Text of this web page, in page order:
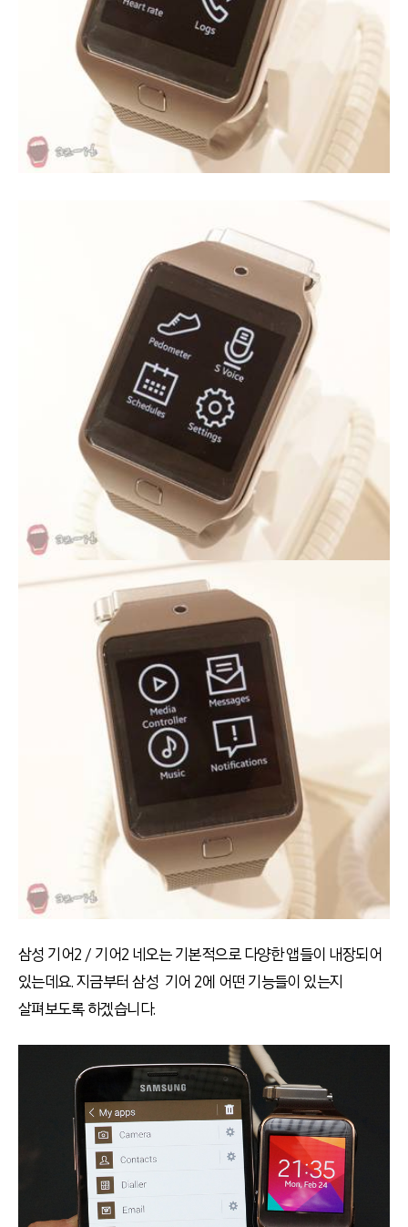
삼성 기어2 / 기어2 네오는 기본적으로 다양한 앱들이 내장되어
있는데요. 지금부터 삼성 기어 2에 어떤 기능들이 있는지
살펴보도록 하겠습니다.